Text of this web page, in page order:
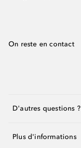
On reste en contact
D'autres questions ?
Plus d'informations